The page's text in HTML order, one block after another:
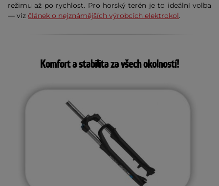
režimu až po rychlost. Pro horský terén je to ideální volba
— viz článek o nejznámějších výrobcích elektrokol.
Komfort a stabilita za všech okolností!